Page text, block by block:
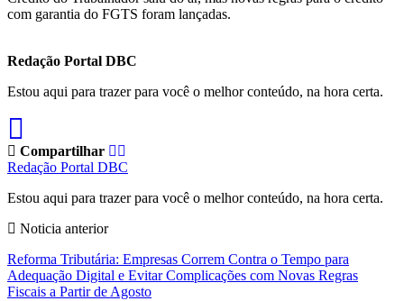
com garantia do FGTS foram lançadas.
Redação Portal DBC
Estou aqui para trazer para você o melhor conteúdo, na hora certa.
Compartilhar
Redação Portal DBC
Estou aqui para trazer para você o melhor conteúdo, na hora certa.
Noticia anterior
Reforma Tributária: Empresas Correm Contra o Tempo para
Adequação Digital e Evitar Complicações com Novas Regras
Fiscais a Partir de Agosto